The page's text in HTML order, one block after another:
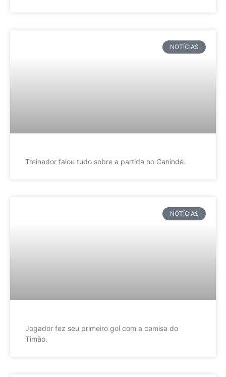
NOTÍCIAS
Treinador falou tudo sobre a partida no Canindé.
NOTÍCIAS
Jogador fez seu primeiro gol com a camisa do
Timão.